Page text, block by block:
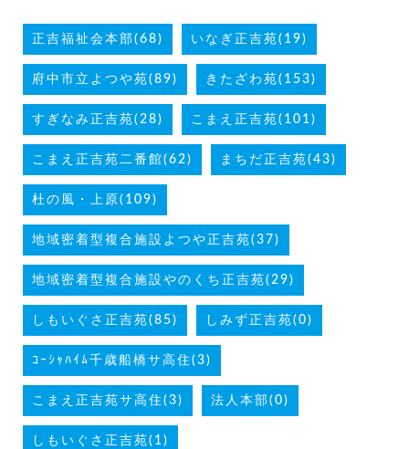
正吉福祉会本部(68) いなぎ正吉苑(19)
府中市立よつや苑(89) きたざわ苑(153)
すぎなみ正吉苑(28) こまえ正吉苑(101)
こまえ正吉苑二番館(62) まちだ正吉苑(43)
杜の風・上原(109)
地域密着型複合施設よつや正吉苑(37)
地域密着型複合施設やのくち正吉苑(29)
しもいぐさ正吉苑(85) しみず正吉苑(0)
ｺｰｼｬﾊｲﾑ千歳船橋サ高住(3)
こまえ正吉苑サ高住(3) 法人本部(0)
しもいぐさ正吉苑(1)